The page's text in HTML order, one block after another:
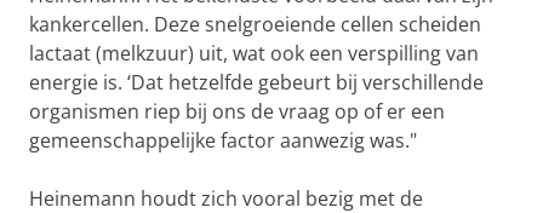
kankercellen. Deze snelgroeiende cellen scheiden
lactaat (melkzuur) uit, wat ook een verspilling van
energie is. ‘Dat hetzelfde gebeurt bij verschillende
organismen riep bij ons de vraag op of er een
gemeenschappelijke factor aanwezig was."
Heinemann houdt zich vooral bezig met de